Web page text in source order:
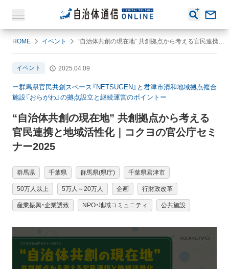
HOME イベント “自治体共創の現在地” 共創拠点から考える官民連携と地域活性化｜コクヨの官公庁セミナー2025
イベント 2025.04.09
ー群馬県官民共創スペース『NETSUGEN』と君津市清和地域拠点複合
施設『おらがわ』の拠点設立と継続運営のポイントー
“自治体共創の現在地” 共創拠点から考える
官民連携と地域活性化｜コクヨの官公庁セミ
ナー2025
群馬県 千葉県 群馬県(県庁) 千葉県君津市
50万人以上 5万人～20万人 企画 行財政改革
産業振興・企業誘致 NPO・地域コミュニティ 公共施設